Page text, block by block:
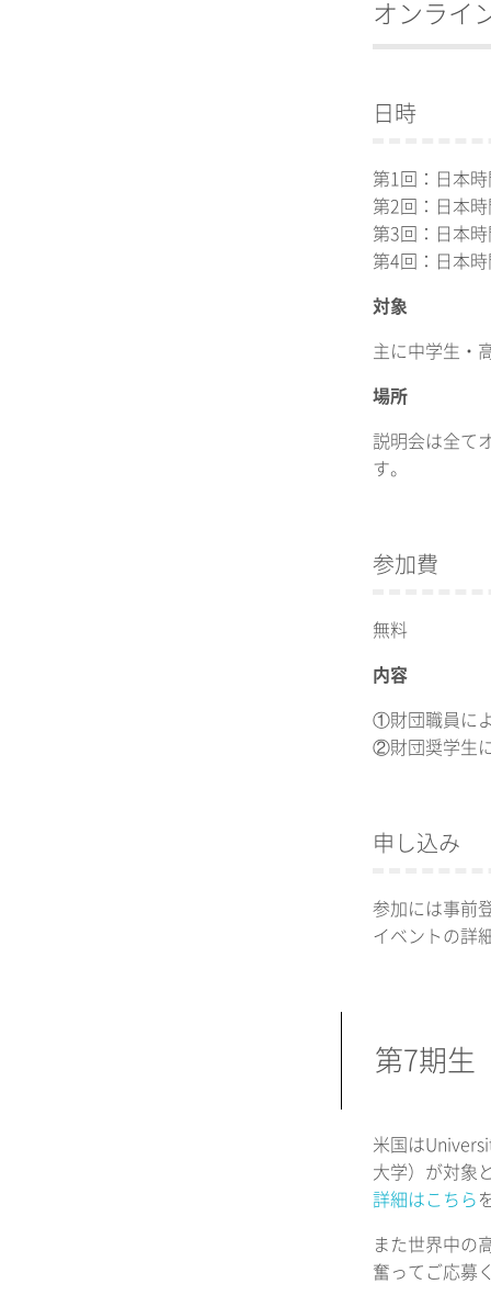
オンライ
日時
第1回：日本
第2回：日本
第3回：日本
第4回：日本
対象
主に中学生・
場所
説明会は全て
す。
参加費
無料
内容
①財団職員に
②財団奨学生
申し込み
参加には事前
イベントの詳
第7期生
米国は
大学）が対象
詳細はこちら
また世界中の
奮ってご応募